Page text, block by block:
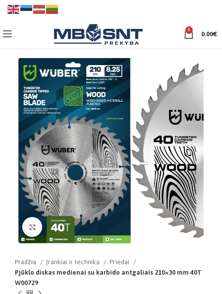
0
0.00€
Click to enlarge
Pradžia Įrankiai ir technika
Priedai
Pjūklo diskas medienai su karbido antgaliais 210×30 mm 40T
W00729